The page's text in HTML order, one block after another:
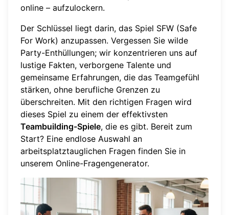
online – aufzulockern.
Der Schlüssel liegt darin, das Spiel SFW (Safe
For Work) anzupassen. Vergessen Sie wilde
Party-Enthüllungen; wir konzentrieren uns auf
lustige Fakten, verborgene Talente und
gemeinsame Erfahrungen, die das Teamgefühl
stärken, ohne berufliche Grenzen zu
überschreiten. Mit den richtigen Fragen wird
dieses Spiel zu einem der effektivsten
Teambuilding-Spiele, die es gibt. Bereit zum
Start? Eine endlose Auswahl an
arbeitsplatztauglichen Fragen finden Sie in
unserem Online-Fragengenerator.